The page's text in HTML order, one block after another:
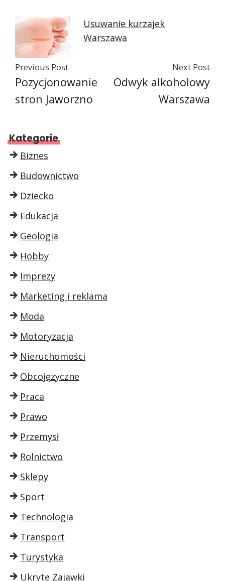
Usuwanie kurzajek
Warszawa
Previous Post
Pozycjonowanie
stron Jaworzno
Next Post
Odwyk alkoholowy
Warszawa
Kategorie
Biznes
Budownictwo
Dziecko
Edukacja
Geologia
Hobby
Imprezy
Marketing i reklama
Moda
Motoryzacja
Nieruchomości
Obcojęzyczne
Praca
Prawo
Przemysł
Rolnictwo
Sklepy
Sport
Technologia
Transport
Turystyka
Ukryte Zajawki